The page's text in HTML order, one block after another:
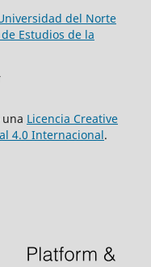
del Norte
Estudios de la
Licencia Creative
4.0 Internacional.